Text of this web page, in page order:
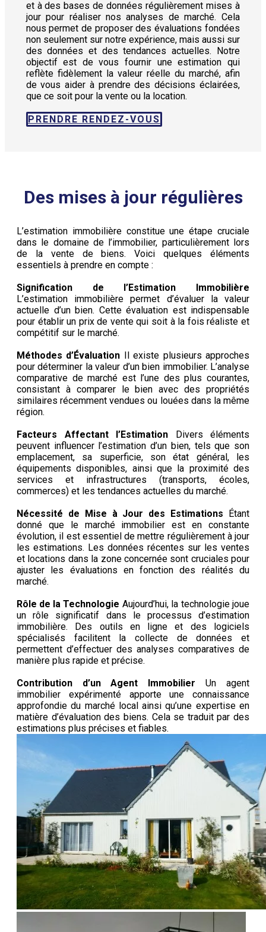
et à des bases de données régulièrement mises à
jour pour réaliser nos analyses de marché. Cela
nous permet de proposer des évaluations fondées
non seulement sur notre expérience, mais aussi sur
des données et des tendances actuelles. Notre
objectif est de vous fournir une estimation qui
reflète fidèlement la valeur réelle du marché, afin
de vous aider à prendre des décisions éclairées,
que ce soit pour la vente ou la location.
PRENDRE RENDEZ-VOUS
Des mises à jour régulières
L’estimation immobilière constitue une étape cruciale
dans le domaine de l’immobilier, particulièrement lors
de la vente de biens. Voici quelques éléments
essentiels à prendre en compte :
Signification de l’Estimation Immobilière
L’estimation immobilière permet d’évaluer la valeur
actuelle d’un bien. Cette évaluation est indispensable
pour établir un prix de vente qui soit à la fois réaliste et
compétitif sur le marché.
Méthodes d’Évaluation Il existe plusieurs approches
pour déterminer la valeur d’un bien immobilier. L’analyse
comparative de marché est l’une des plus courantes,
consistant à comparer le bien avec des propriétés
similaires récemment vendues ou louées dans la même
région.
Facteurs Affectant l’Estimation Divers éléments
peuvent influencer l’estimation d’un bien, tels que son
emplacement, sa superficie, son état général, les
équipements disponibles, ainsi que la proximité des
services et infrastructures (transports, écoles,
commerces) et les tendances actuelles du marché.
Nécessité de Mise à Jour des Estimations Étant
donné que le marché immobilier est en constante
évolution, il est essentiel de mettre régulièrement à jour
les estimations. Les données récentes sur les ventes
et locations dans la zone concernée sont cruciales pour
ajuster les évaluations en fonction des réalités du
marché.
Rôle de la Technologie Aujourd’hui, la technologie joue
un rôle significatif dans le processus d’estimation
immobilière. Des outils en ligne et des logiciels
spécialisés facilitent la collecte de données et
permettent d’effectuer des analyses comparatives de
manière plus rapide et précise.
Contribution d’un Agent Immobilier Un agent
immobilier expérimenté apporte une connaissance
approfondie du marché local ainsi qu’une expertise en
matière d’évaluation des biens. Cela se traduit par des
estimations plus précises et fiables.